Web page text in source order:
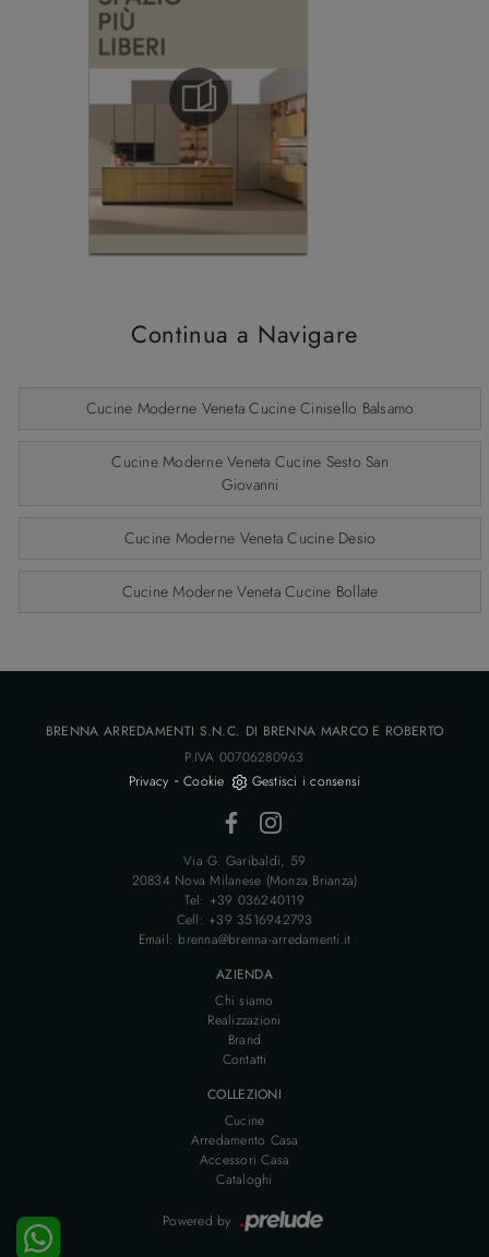
Continua a Navigare
Cucine Moderne Veneta Cucine Cinisello Balsamo
Cucine Moderne Veneta Cucine Sesto San
Giovanni
Cucine Moderne Veneta Cucine Desio
Cucine Moderne Veneta Cucine Bollate
BRENNA ARREDAMENTI S.N.C. DI BRENNA MARCO E ROBERTO
P.IVA 00706280963
Privacy -Cookie Gestisci i consensi
Via G. Garibaldi, 59
20834 Nova Milanese (Monza Brianza)
Tel: +39 036240119
Cell: +39 3516942793
Email: brenna@brenna-arredamenti.it
AZIENDA
Chi siamo
Realizzazioni
Brand
Contatti
COLLEZIONI
Cucine
Arredamento Casa
Accessori Casa
Cataloghi
Powered by